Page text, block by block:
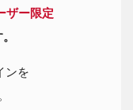
ザー限定
ンを